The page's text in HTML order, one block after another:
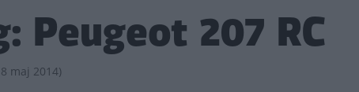
Peugeot 207 RC
8 maj 2014)